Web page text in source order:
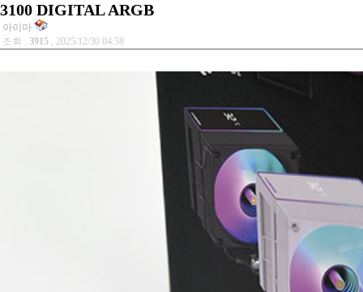
3100 DIGITAL ARGB
아이마
조회 : 3915 , 2025/12/30 04:58